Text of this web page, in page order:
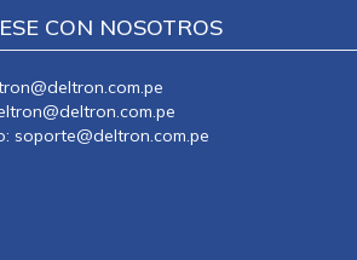
CON NOSOTROS
soporte@deltron.com.pe